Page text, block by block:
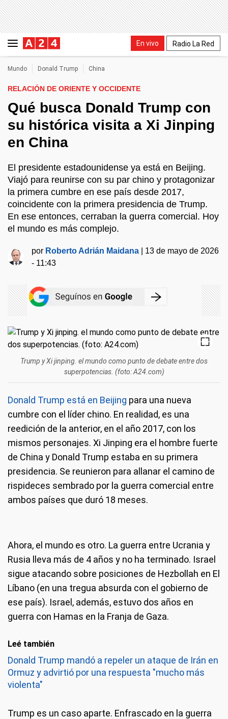
En vivo Radio La Red
Mundo Donald Trump China
RELACIÓN DE ORIENTE Y OCCIDENTE
Qué busca Donald Trump con
su histórica visita a Xi Jinping
en China
El presidente estadounidense ya está en Beijing.
Viajó para reunirse con su par chino y protagonizar
la primera cumbre en ese país desde 2017,
coincidente con la primera presidencia de Trump.
En ese entonces, cerraban la guerra comercial. Hoy
el mundo es más complejo.
por Roberto Adrián Maidana
13 de mayo de 2026
- 11:43
Trump y Xi jinping. el mundo como punto de debate entre dos
superpotencias. (foto: A24.com)
Donald Trump está en Beijing para una nueva
cumbre con el líder chino. En realidad, es una
reedición de la anterior, en el año 2017, con los
mismos personajes. Xi Jinping era el hombre fuerte
de China y Donald Trump estaba en su primera
presidencia. Se reunieron para allanar el camino de
rispideces sembrado por la guerra comercial entre
ambos países que duró 18 meses.
Ahora, el mundo es otro. La guerra entre Ucrania y
Rusia lleva más de 4 años y no ha terminado. Israel
sigue atacando sobre posiciones de Hezbollah en El
Líbano (en una tregua absurda con el gobierno de
ese país). Israel, además, estuvo dos años en
guerra con Hamas en la Franja de Gaza.
Leé también
Donald Trump mandó a repeler un ataque de Irán en
Ormuz y advirtió por una respuesta "mucho más
violenta"
Trump es un caso aparte. Enfrascado en la guerra